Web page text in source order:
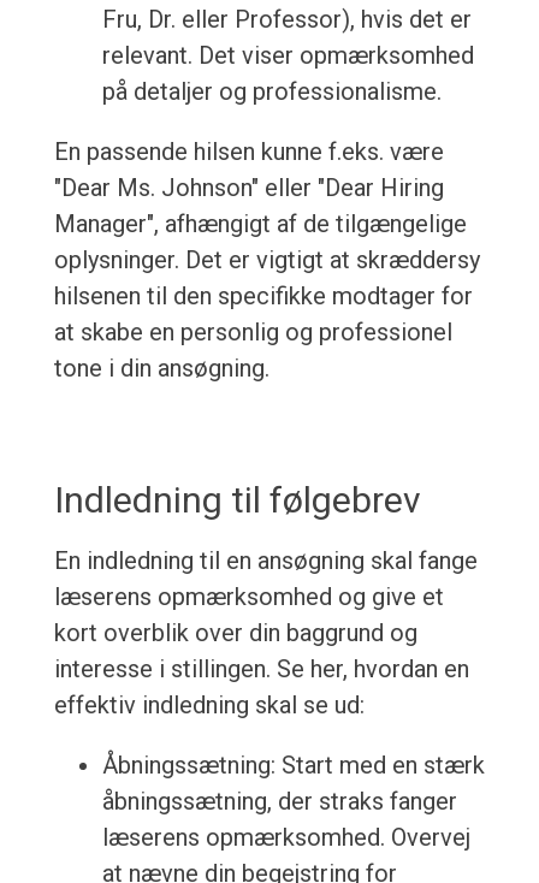
Fru, Dr. eller Professor), hvis det er
relevant. Det viser opmærksomhed
på detaljer og professionalisme.
En passende hilsen kunne f.eks. være
"Dear Ms. Johnson" eller "Dear Hiring
Manager", afhængigt af de tilgængelige
oplysninger. Det er vigtigt at skræddersy
hilsenen til den specifikke modtager for
at skabe en personlig og professionel
tone i din ansøgning.
Indledning til følgebrev
En indledning til en ansøgning skal fange
læserens opmærksomhed og give et
kort overblik over din baggrund og
interesse i stillingen. Se her, hvordan en
effektiv indledning skal se ud:
Åbningssætning: Start med en stærk
åbningssætning, der straks fanger
læserens opmærksomhed. Overvej
at nævne din begejstring for